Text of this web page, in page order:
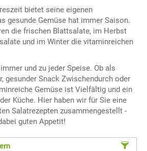
bietet seine eigenen
gesunde Gemüse hat immer Saison.
die frischen Blattsalate, im Herbst
und im Winter die vitaminreichen
und zu jeder Speise. Ob als
gesunder Snack Zwischendurch oder
Gemüse ist Vielfältig und ein
Küche. Hier haben wir für Sie eine
Salatrezepten zusammengestellt -
guten Appetit!